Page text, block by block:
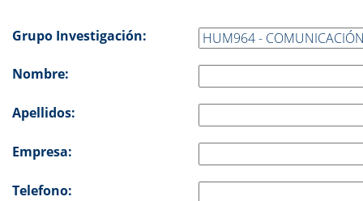
Grupo Investigación:
Nombre:
Apellidos:
Empresa:
Telefono: